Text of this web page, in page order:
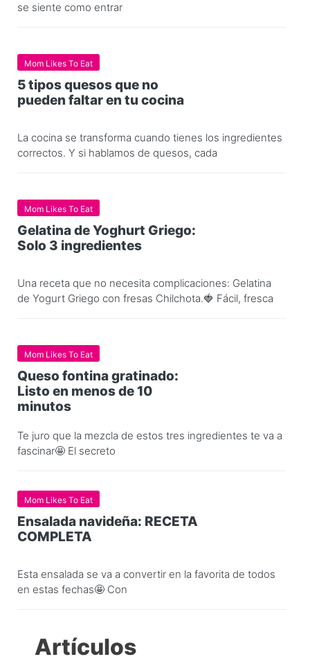
se siente como entrar
Mom Likes To Eat
5 tipos quesos que no
pueden faltar en tu cocina
La cocina se transforma cuando tienes los ingredientes
correctos. Y si hablamos de quesos, cada
Mom Likes To Eat
Gelatina de Yoghurt Griego:
Solo 3 ingredientes
Una receta que no necesita complicaciones: Gelatina
de Yogurt Griego con fresas Chilchota.🍓 Fácil, fresca
Mom Likes To Eat
Queso fontina gratinado:
Listo en menos de 10
minutos
Te juro que la mezcla de estos tres ingredientes te va a
fascinar🤩 El secreto
Mom Likes To Eat
Ensalada navideña: RECETA
COMPLETA
Esta ensalada se va a convertir en la favorita de todos
en estas fechas🤩 Con
Artículos